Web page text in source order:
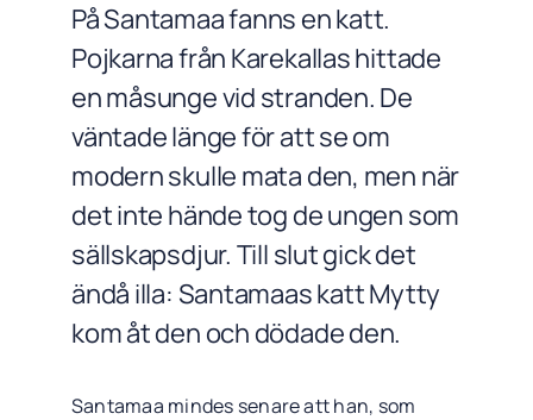
På Santamaa fanns en katt.
Pojkarna från Karekallas hittade
en måsunge vid stranden. De
väntade länge för att se om
modern skulle mata den, men när
det inte hände tog de ungen som
sällskapsdjur. Till slut gick det
ändå illa: Santamaas katt Mytty
kom åt den och dödade den.
Santamaa mindes senare att han, som